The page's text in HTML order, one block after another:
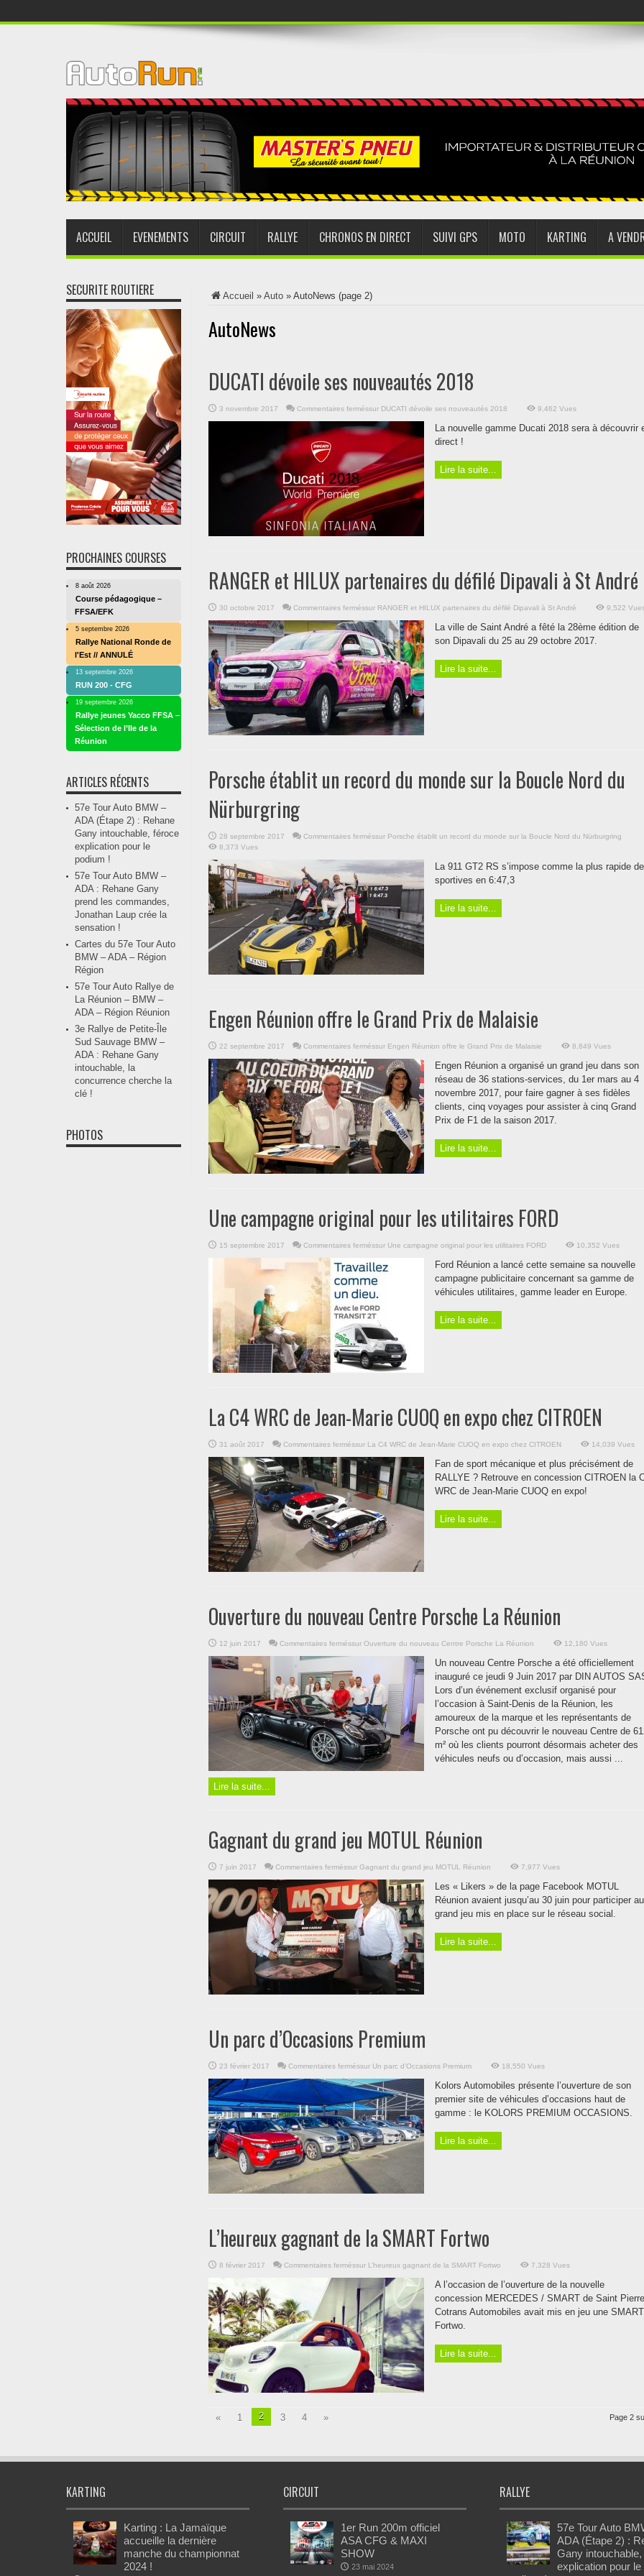
ACCUEIL EVENEMENTS CIRCUIT RALLYE CHRONOS EN DIRECT SUIVI GPS MOTO KARTING A
Accueil » Auto » AutoNews (page 2)
AutoNews
DUCATI dévoile ses nouveautés 2018
3 novembre 2017 Commentaires ferméssur DUCATI dévoile ses nouveautés 2018 9,462 Vues
La nouvelle gamme Ducati 2018 sera à découvrir
direct !
Lire la suite...
RANGER et HILUX partenaires du défilé Dipavali à St André
30 octobre 2017 Commentaires ferméssur RANGER et HILUX partenaires du défilé Dipavali à St André 9,522
La ville de Saint André a fêté la 28ème édition de
son Dipavali du 25 au 29 octobre 2017.
Lire la suite...
Porsche établit un record du monde sur la Boucle Nord du
Nürburgring
28 septembre 2017 Commentaires ferméssur Porsche établit un record du monde sur la Boucle Nord du Nürburgring
8,373 Vues
La 911 GT2 RS s’impose comme la plus rapide
sportives en 6:47,3
Lire la suite...
Engen Réunion offre le Grand Prix de Malaisie
22 septembre 2017 Commentaires ferméssur Engen Réunion offre le Grand Prix de Malaisie 8,849 Vues
Engen Réunion a organisé un grand jeu dans son
réseau de 36 stations-services, du 1er mars au 4
novembre 2017, pour faire gagner à ses fidèles
clients, cinq voyages pour assister à cinq Grand
Prix de F1 de la saison 2017.
Lire la suite...
Une campagne original pour les utilitaires FORD
15 septembre 2017 Commentaires ferméssur Une campagne original pour les utilitaires FORD 10,352 Vues
Ford Réunion a lancé cette semaine sa nouvelle
campagne publicitaire concernant sa gamme de
véhicules utilitaires, gamme leader en Europe.
Lire la suite...
La C4 WRC de Jean-Marie CUOQ en expo chez CITROEN
31 août 2017 Commentaires ferméssur La C4 WRC de Jean-Marie CUOQ en expo chez CITROEN 14,039 Vues
Fan de sport mécanique et plus précisément de
RALLYE ? Retrouve en concession CITROEN la
WRC de Jean-Marie CUOQ en expo!
Lire la suite...
Ouverture du nouveau Centre Porsche La Réunion
12 juin 2017 Commentaires ferméssur Ouverture du nouveau Centre Porsche La Réunion 12,180 Vues
Un nouveau Centre Porsche a été officiellement
inauguré ce jeudi 9 Juin 2017 par DIN AUTOS
Lors d’un événement exclusif organisé pour
l’occasion à Saint-Denis de la Réunion, les
amoureux de la marque et les représentants de
Porsche ont pu découvrir le nouveau Centre de
m² où les clients pourront désormais acheter des
véhicules neufs ou d’occasion, mais aussi ...
Lire la suite...
Gagnant du grand jeu MOTUL Réunion
7 juin 2017 Commentaires ferméssur Gagnant du grand jeu MOTUL Réunion 7,977 Vues
Les « Likers » de la page Facebook MOTUL
Réunion avaient jusqu’au 30 juin pour participer au
grand jeu mis en place sur le réseau social.
Lire la suite...
Un parc d’Occasions Premium
23 février 2017 Commentaires ferméssur Un parc d’Occasions Premium 18,550 Vues
Kolors Automobiles présente l’ouverture de son
premier site de véhicules d’occasions haut de
gamme : le KOLORS PREMIUM OCCASIONS.
Lire la suite...
L’heureux gagnant de la SMART Fortwo
8 février 2017 Commentaires ferméssur L’heureux gagnant de la SMART Fortwo 7,328 Vues
A l’occasion de l’ouverture de la nouvelle
concession MERCEDES / SMART de Saint
Cotrans Automobiles avait mis en jeu une SMART
Fortwo.
Lire la suite...
Page 2
« 1 2 3 4 »
SECURITE ROUTIERE
PROCHAINES COURSES
8 août 2026
Course pédagogique –
FFSA/EFK
5 septembre 2026
Rallye National Ronde de
l'Est // ANNULÉ
13 septembre 2026
RUN 200 - CFG
19 septembre 2026
Rallye jeunes Yacco FFSA –
Sélection de l’Ile de la
Réunion
ARTICLES RÉCENTS
57e Tour Auto BMW –
ADA (Étape 2) : Rehane
Gany intouchable, féroce
explication pour le
podium !
57e Tour Auto BMW –
ADA : Rehane Gany
prend les commandes,
Jonathan Laup crée la
sensation !
Cartes du 57e Tour Auto
BMW – ADA – Région
Région
57e Tour Auto Rallye de
La Réunion – BMW –
ADA – Région Réunion
3e Rallye de Petite-Île
Sud Sauvage BMW –
ADA : Rehane Gany
intouchable, la
concurrence cherche la
clé !
PHOTOS
KARTING
Karting : La Jamaïque
accueille la dernière
manche du championnat
2024 !
CIRCUIT
1er Run 200m officiel
ASA CFG & MAXI
SHOW
23 mai 2024
RALLYE
57e Tour Auto
ADA (Étape 2) :
Gany
explication pour le